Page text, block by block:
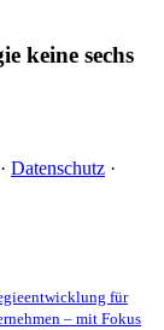
keine sechs
· Datenschutz ·
für
– mit Fokus